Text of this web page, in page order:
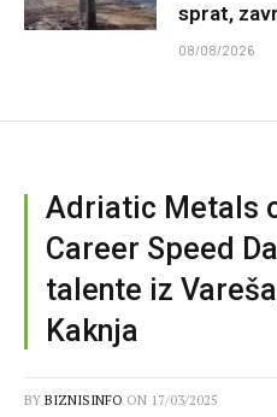
sprat,
08/08/2026
Adriatic Metals
Career Speed
talente iz
Kaknja
BY BIZNISINFO ON 17/03/2025